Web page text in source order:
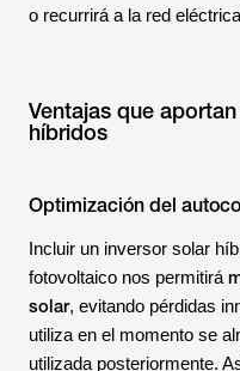
o recurrirá a la red
Ventajas que
híbridos
Optimización del
Incluir un inversor solar
fotovoltaico nos permitirá
solar, evitando pérdidas
utiliza en el momento se
utilizada posteriormente.